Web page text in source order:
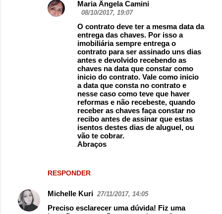
RESPONDER
Maria Ângela Camini
08/10/2017, 19:07
O contrato deve ter a mesma data da
entrega das chaves. Por isso a
imobiliária sempre entrega o
contrato para ser assinado uns dias
antes e devolvido recebendo as
chaves na data que constar como
inicio do contrato. Vale como inicio
a data que consta no contrato e
nesse caso como teve que haver
reformas e não recebeste, quando
receber as chaves faça constar no
recibo antes de assinar que estas
isentos destes dias de aluguel, ou
vão te cobrar.
Abraços
Michelle Kuri 27/11/2017, 14:05
Preciso esclarecer uma dúvida! Fiz uma